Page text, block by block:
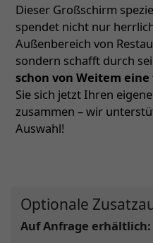
Dieser Großschirm
spendet nicht nur
Außenbereich von
sondern schafft durch
schon von Weitem
Sie sich jetzt Ihren
zusammen – wir
Auswahl!
Optionale
Auf Anfrage erhältlich: